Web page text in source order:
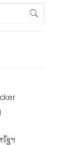
รัฐฯ